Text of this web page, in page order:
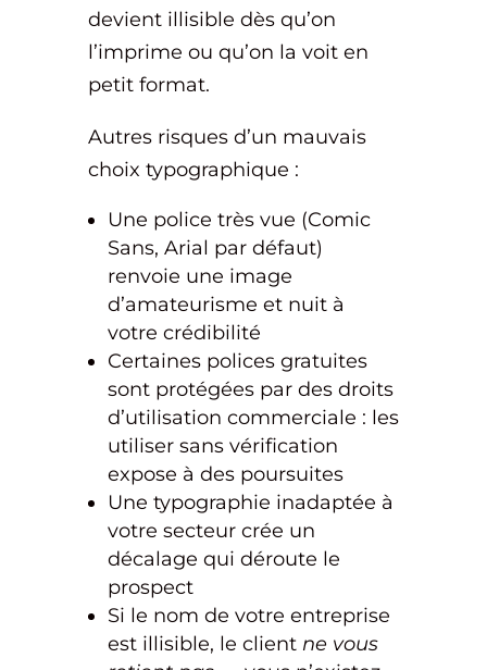
devient illisible dès qu’on
l’imprime ou qu’on la voit en
petit format.
Autres risques d’un mauvais
choix typographique :
Une police très vue (Comic
Sans, Arial par défaut)
renvoie une image
d’amateurisme et nuit à
votre crédibilité
Certaines polices gratuites
sont protégées par des droits
d’utilisation commerciale : les
utiliser sans vérification
expose à des poursuites
Une typographie inadaptée à
votre secteur crée un
décalage qui déroute le
prospect
Si le nom de votre entreprise
est illisible, le client ne vous